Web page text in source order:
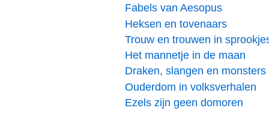
Fabels van Aesopus
Heksen en tovenaars
Trouw en trouwen in
Het mannetje in de maan
Draken, slangen en monsters
Ouderdom in volksverhalen
Ezels zijn geen domoren